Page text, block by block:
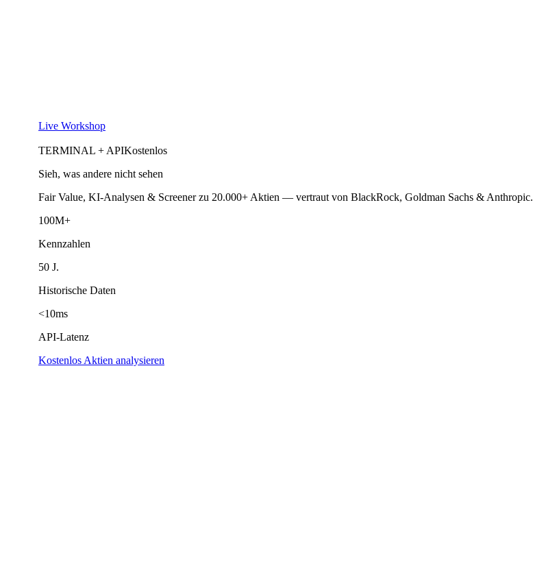
Live Workshop
TERMINAL + APIKostenlos
Sieh, was andere nicht sehen
Fair Value, KI-Analysen & Screener zu 20.000+ Aktien — vertraut von BlackRock, Goldman Sachs & Anthropic.
100M+
Kennzahlen
50 J.
Historische Daten
<10ms
API-Latenz
Kostenlos Aktien analysieren